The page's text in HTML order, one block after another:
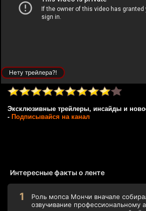
Нету трейлера?!
Эксклюзивные трейлеры, инсайды и
- Подписывайся на канал
Интересные факты о ленте
Роль мопса Мончи вначале
озвучивание профессиональному